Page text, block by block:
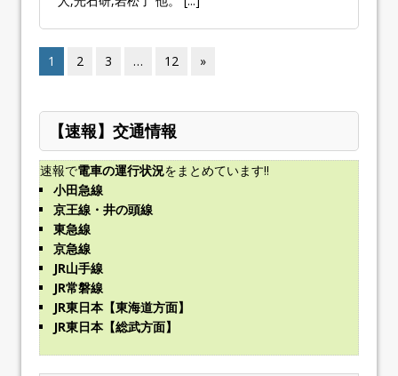
1 2 3 … 12 »
【速報】交通情報
速報で電車の運行状況をまとめています!!
小田急線
京王線・井の頭線
東急線
京急線
JR山手線
JR常磐線
JR東日本【東海道方面】
JR東日本【総武方面】